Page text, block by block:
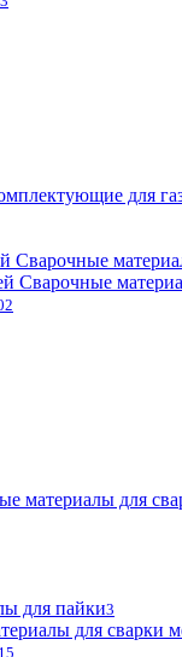
для
Сварочные
Сварочные
материалы для
для пайки3
для сварки
15